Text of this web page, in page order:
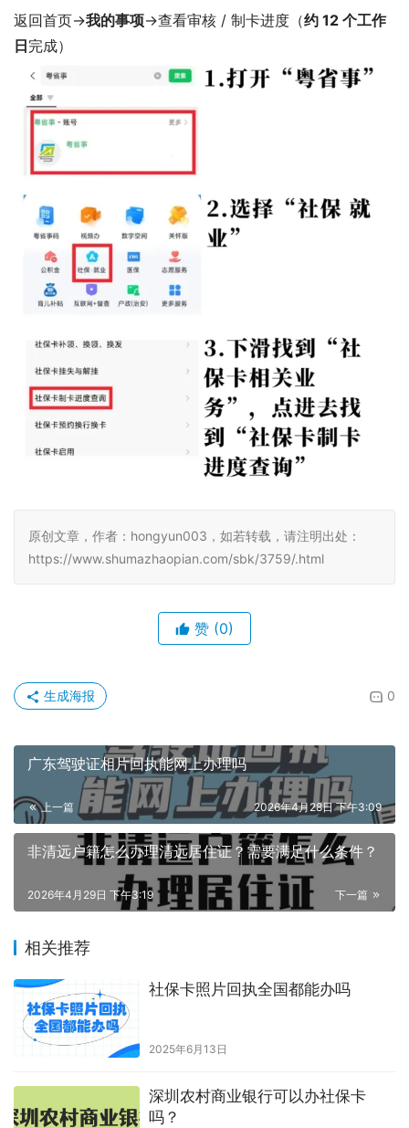
返回首页→我的事项→查看审核 / 制卡进度（约 12 个工作
日完成）
原创文章，作者：hongyun003，如若转载，请注明出处：
https://www.shumazhaopian.com/sbk/3759/.html
赞 (0)
0
生成海报
广东驾驶证相片回执能网上办理吗
上一篇 2026年4月28日 下午3:09
非清远户籍怎么办理清远居住证？需要满足什么条件？
下一篇
2026年4月29日 下午3:19
相关推荐
社保卡照片回执全国都能办吗
2025年6月13日
深圳农村商业银行可以办社保卡
吗？